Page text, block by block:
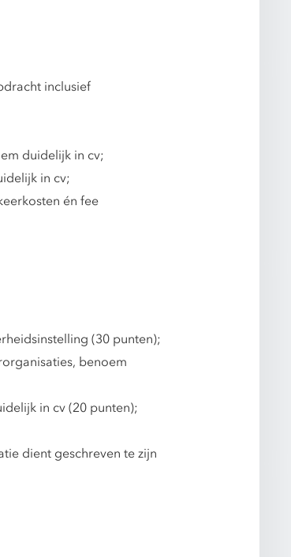
inclusief
duidelijk in cv;
in cv;
én fee
(30 punten);
benoem
in cv (20 punten);
dient geschreven te zijn